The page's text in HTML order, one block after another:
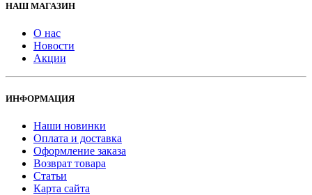
НАШ МАГАЗИН
О нас
Новости
Акции
ИНФОРМАЦИЯ
Наши новинки
Оплата и доставка
Оформление заказа
Возврат товара
Статьи
Карта сайта